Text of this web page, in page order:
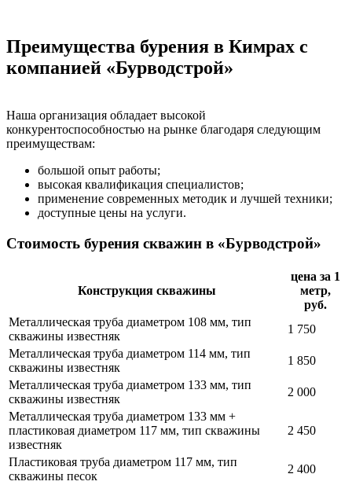
Преимущества бурения в Кимрах с
компанией «Бурводстрой»
Наша организация обладает высокой
конкурентоспособностью на рынке благодаря следующим
преимуществам:
большой опыт работы;
высокая квалификация специалистов;
применение современных методик и лучшей техники;
доступные цены на услуги.
Стоимость бурения скважин в «Бурводстрой»
Конструкция скважины
цена за 1
метр,
руб.
Металлическая труба диаметром 108 мм, тип
скважины известняк
1 750
Металлическая труба диаметром 114 мм, тип
скважины известняк
1 850
Металлическая труба диаметром 133 мм, тип
скважины известняк
2 000
Металлическая труба диаметром 133 мм +
пластиковая диаметром 117 мм, тип скважины
известняк
2 450
Пластиковая труба диаметром 117 мм, тип
скважины песок
2 400